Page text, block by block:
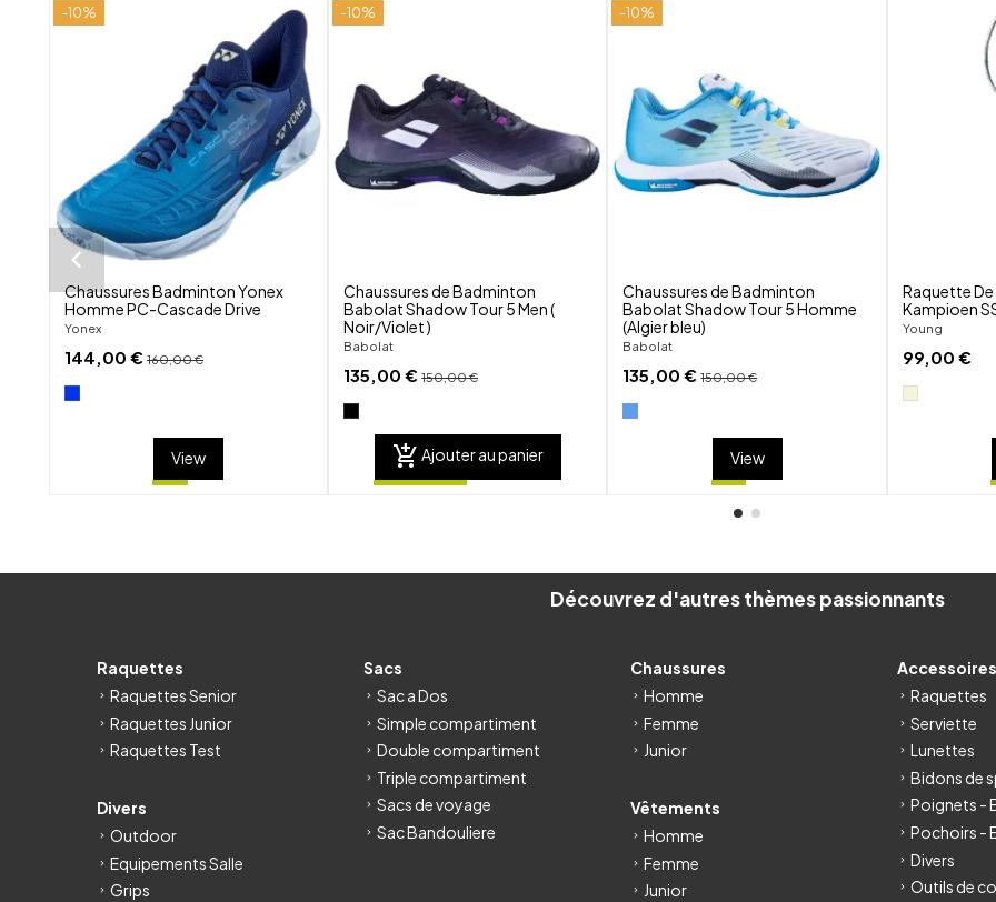
-10%
shuffle
favorite_border
visibility
Chaussures Badminton Yonex
Homme PC-Cascade Drive
Yonex
144,00 €160,00 €
View
-10%
visibility
Chaussures de Badminton
Babolat Shadow Tour 5 Men (
Noir/Violet )
Babolat
135,00 €150,00 €
add_shopping_cart Ajouter au panier
-10%
visibility
Chaussures de Badminton
Babolat Shadow Tour 5 Homme
(Algier bleu)
Babolat
135,00 €150,00 €
View
Raquette
Kampioen
Young
99,00 €
Découvrez d'autres thèmes passionnants
Raquettes
Raquettes Senior
Raquettes Junior
Raquettes Test
Divers
Outdoor
Equipements Salle
Grips
Sacs
Sac a Dos
Simple compartiment
Double compartiment
Triple compartiment
Sacs de voyage
Sac Bandouliere
Chaussures
Homme
Femme
Junior
Vêtements
Homme
Femme
Junior
Accessoires
Raquettes
Serviette
Lunettes
Bidons de
Poignets -
Pochoirs -
Divers
Outils de